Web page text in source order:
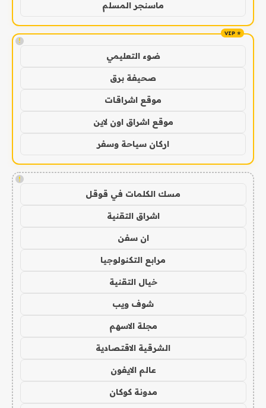
ماسنجر المسلم
!
ضوء التعليمي
صحيفة برق
موقع اشراقات
موقع اشراق اون لاين
اركان سياحة وسفر
!
مسك الكلمات في قوقل
اشراق التقنية
ان سفن
مرابع التكنولوجيا
خيال التقنية
شوف ويب
مجلة الاسهم
الشرقية الاقتصادية
عالم الايفون
مدونة كوكان